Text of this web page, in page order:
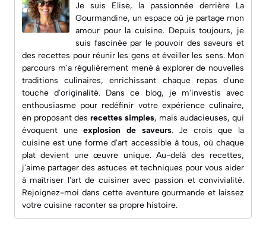
Je suis Elise, la passionnée derrière La
Gourmandine, un espace où je partage mon
amour pour la cuisine. Depuis toujours, je
suis fascinée par le pouvoir des saveurs et
des recettes pour réunir les gens et éveiller les sens. Mon
parcours m'a régulièrement mené à explorer de nouvelles
traditions culinaires, enrichissant chaque repas d'une
touche d'originalité. Dans ce blog, je m'investis avec
enthousiasme pour redéfinir votre expérience culinaire,
en proposant des recettes simples, mais audacieuses, qui
évoquent uneexplosion de saveurs. Je crois que la
cuisine est une forme d'art accessible à tous, où chaque
plat devient une œuvre unique. Au-delà des recettes,
j'aime partager des astuces et techniques pour vous aider
à maîtriser l'art de cuisiner avec passion et convivialité.
Rejoignez-moi dans cette aventure gourmande et laissez
votre cuisine raconter sa propre histoire.